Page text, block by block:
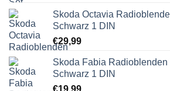
Skoda Octavia
Schwarz 1 DIN
€29,99
Skoda Fabia Radioblenden
Schwarz 1 DIN